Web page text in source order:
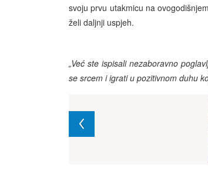
svoju prvu utakmicu na
želi daljnji uspjeh.
„Već ste ispisali nezaboravno
se srcem i igrati u pozitivnom duhu